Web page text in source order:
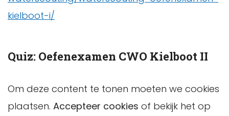
kielboot-i/
Quiz: Oefenexamen CWO Kielboot II
Om deze content te tonen moeten we cookies
plaatsen. Accepteer cookies of bekijk het op